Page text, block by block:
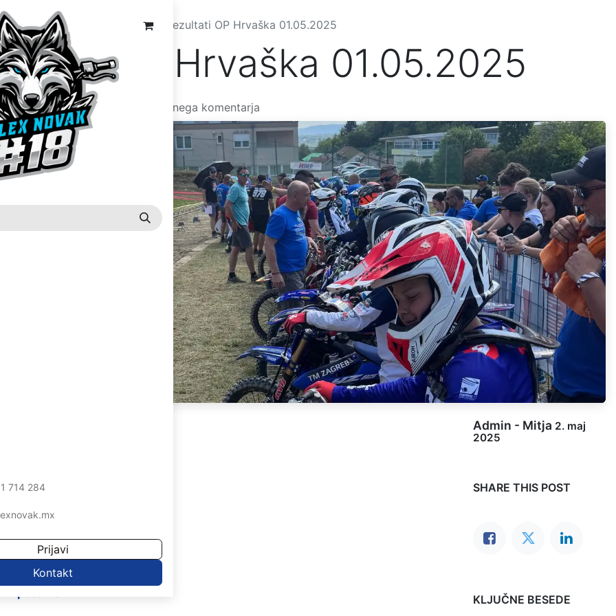
714 284
Prijavi
Kontakt
Rezultati iz posameznih dirk Rezultati OP Hrvaška 01.05.2025
OP Hrvaška 01.05.2025
poAdmin - Mitja | Še nobenega komentarja
Admin - Mitja 2. maj
2025
SHARE THIS POST
KLJUČNE BESEDE